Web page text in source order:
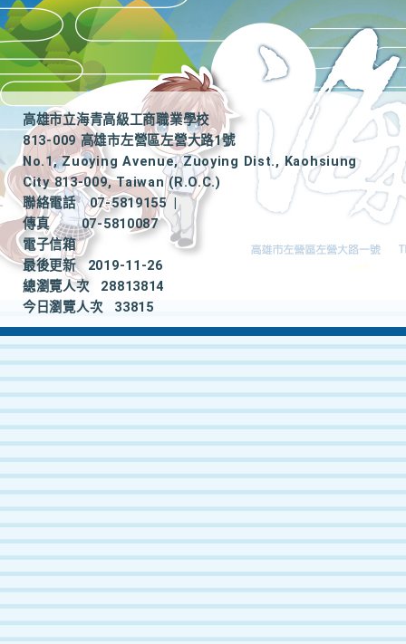
高雄市立海青高級工商職業學校
813-009 高雄市左營區左營大路1號
No.1, Zuoying Avenue, Zuoying Dist., Kaohsiung
City 813-009, Taiwan (R.O.C.)
聯絡電話
07-5819155
|
傳真
07-5810087
電子信箱
最後更新
2019-11-26
總瀏覽人次
28813814
今日瀏覽人次
33815